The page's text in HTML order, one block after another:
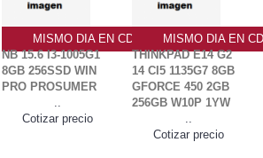
MISMO DIA EN CDMX
NB 15.6 I3-1005G1
8GB 256SSD WIN
PRO PROSUMER
..
Cotizar precio
MISMO DIA EN
THINKPAD E14 G2
14 CI5 1135G7 8GB
GFORCE 450 2GB
256GB W10P 1YW
..
Cotizar precio